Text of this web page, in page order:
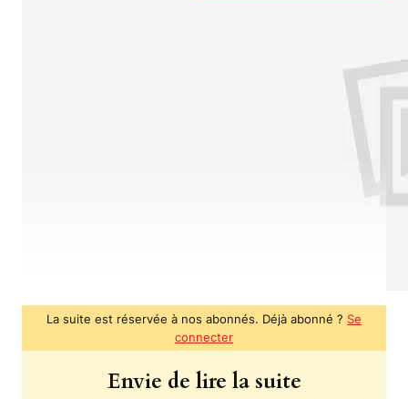
La suite est réservée à nos abonnés. Déjà abonné ? Se
connecter
Envie de lire la suite